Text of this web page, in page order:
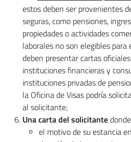
estos deben ser provenientes
seguras, como pensiones,
propiedades o actividades
laborales no son elegibles
deben presentar cartas
instituciones financieras y
instituciones privadas de
la Oficina de Visas podría
al solicitante;
Una carta del solicitante
el motivo de su estancia